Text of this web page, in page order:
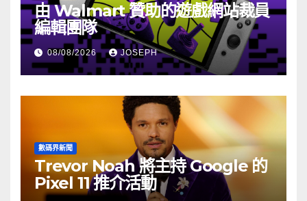
由 Walmart 贊助的遊戲網站裁員
編輯團隊
08/08/2026 JOSEPH
數碼界新聞
Trevor Noah 將主持 Google 的
Pixel 11 推介活動